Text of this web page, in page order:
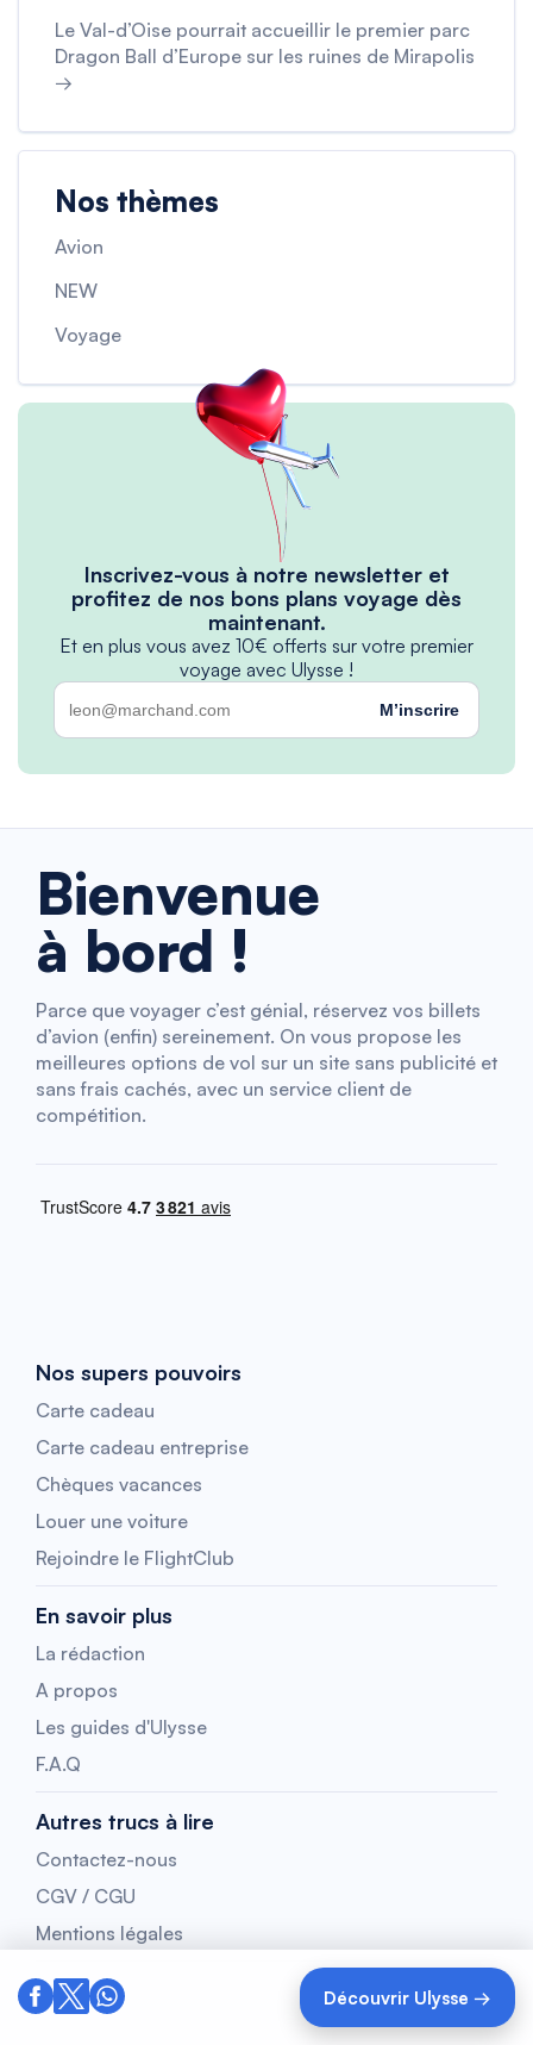
Découvrir Ulysse →
Le Val-d’Oise pourrait accueillir le premier parc
Dragon Ball d’Europe sur les ruines de Mirapolis
→
Nos thèmes
Avion
NEW
Voyage
Inscrivez-vous à notre newsletter et
profitez de nos bons plans voyage dès
maintenant.
Et en plus vous avez 10€ offerts sur votre premier
voyage avec Ulysse !
M’inscrire
Bienvenue
à bord !
Parce que voyager c’est génial, réservez vos billets
d’avion (enfin) sereinement. On vous propose les
meilleures options de vol sur un site sans publicité et
sans frais cachés, avec un service client de
compétition.
Nos supers pouvoirs
Carte cadeau
Carte cadeau entreprise
Chèques vacances
Louer une voiture
Rejoindre le FlightClub
En savoir plus
La rédaction
A propos
Les guides d'Ulysse
F.A.Q
Autres trucs à lire
Contactez-nous
CGV / CGU
Mentions légales